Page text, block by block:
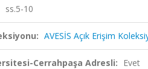
ss.5-10
AVESİS Açık Erişim
Cerrahpaşa Adresli: Evet